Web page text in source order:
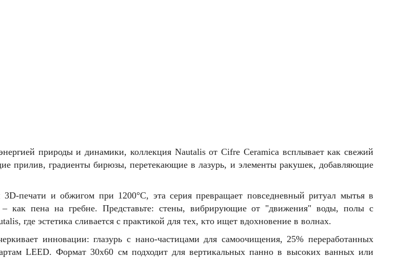
природы и динамики, коллекция Nautalis от Cifre Ceramica всплывает как свежий
прилив, градиенты бирюзы, перетекающие в лазурь, и элементы ракушек, добавляющие
печати и обжигом при 1200°C, эта серия превращает повседневный ритуал мытья в
как пена на гребне. Представьте: стены, вибрирующие от "движения" воды, полы с
где эстетика сливается с практикой для тех, кто ищет вдохновение в волнах.
инновации: глазурь с нано-частицами для самоочищения, 25% переработанных
LEED. Формат 30x60 см подходит для вертикальных панно в высоких ванных или